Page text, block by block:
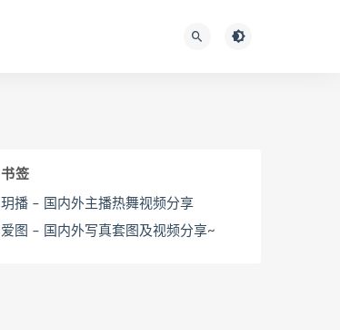
书签
玥播 – 国内外主播热舞视频分享
爱图 – 国内外写真套图及视频分享~